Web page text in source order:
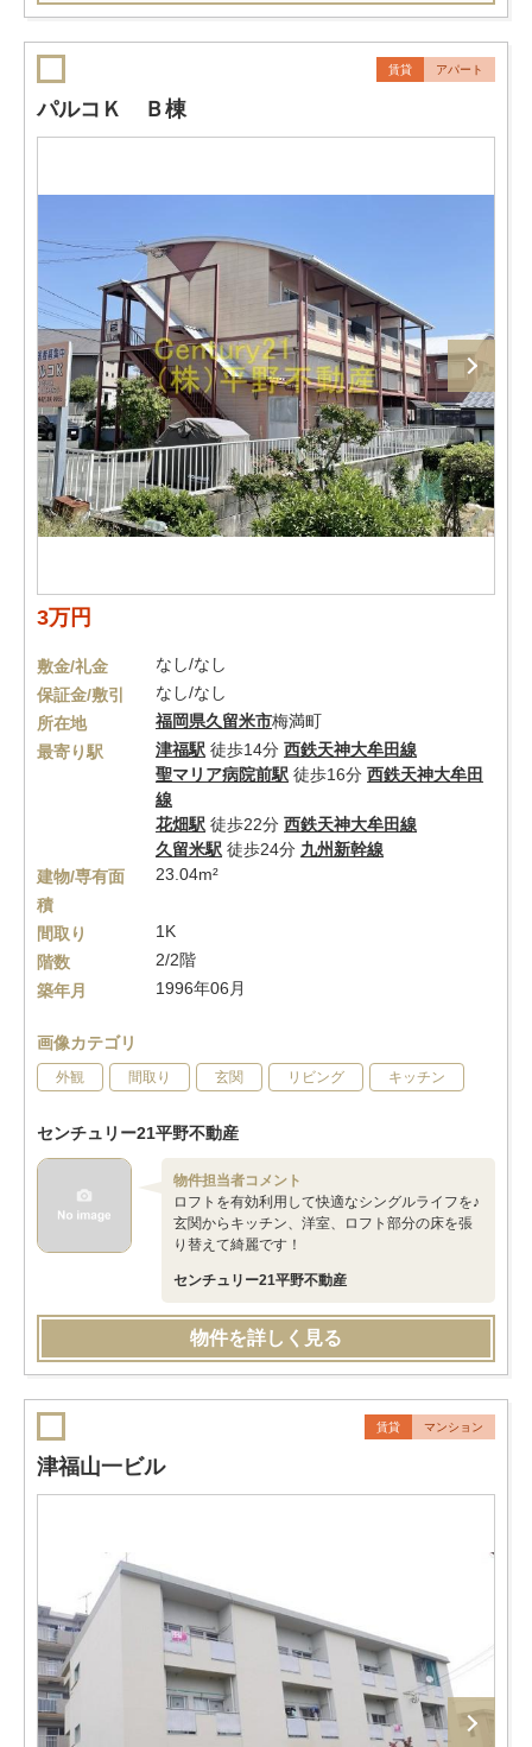
賃貸 アパート
パルコＫ Ｂ棟
3万円
敷金/礼金
なし/なし
保証金/敷引
なし/なし
所在地
福岡県久留米市梅満町
最寄り駅
津福駅 徒歩14分 西鉄天神大牟田線
聖マリア病院前駅 徒歩16分 西鉄天神大牟田
線
花畑駅 徒歩22分 西鉄天神大牟田線
久留米駅 徒歩24分 九州新幹線
建物/専有面
積
23.04m²
間取り
1K
階数
2/2階
築年月
1996年06月
画像カテゴリ
外観 間取り 玄関 リビング キッチン
センチュリー21平野不動産
物件担当者コメント
ロフトを有効利用して快適なシングルライフを♪
玄関からキッチン、洋室、ロフト部分の床を張
り替えて綺麗です！
センチュリー21平野不動産
物件を詳しく見る
賃貸 マンション
津福山一ビル